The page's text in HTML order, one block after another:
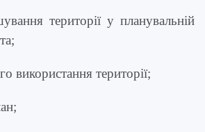
території у планувальній
використання території;